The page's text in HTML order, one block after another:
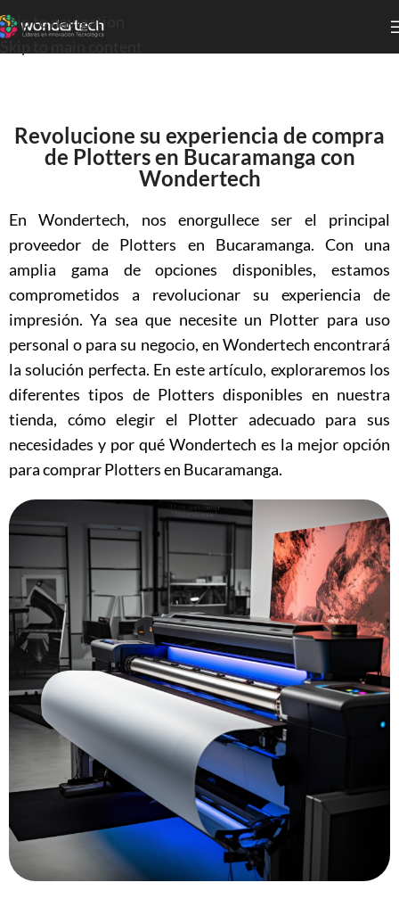
Skip to navigation
Revolucione su experiencia de compra
de Plotters en Bucaramanga con
Wondertech
En Wondertech, nos enorgullece ser el principal
proveedor de Plotters en Bucaramanga. Con una
amplia gama de opciones disponibles, estamos
comprometidos a revolucionar su experiencia de
impresión. Ya sea que necesite un Plotter para uso
personal o para su negocio, en Wondertech encontrará
la solución perfecta. En este artículo, exploraremos los
diferentes tipos de Plotters disponibles en nuestra
tienda, cómo elegir el Plotter adecuado para sus
necesidades y por qué Wondertech es la mejor opción
para comprar Plotters en Bucaramanga.